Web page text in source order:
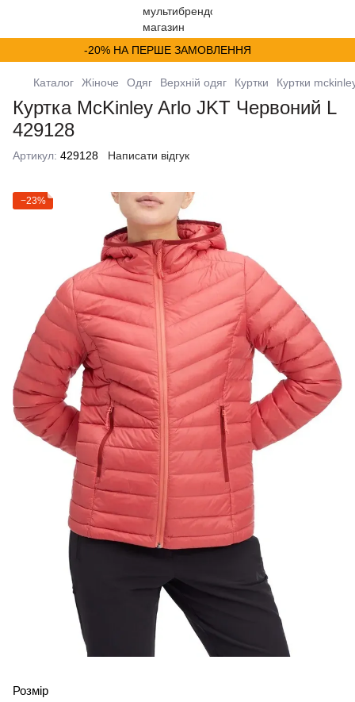
-20% НА ПЕРШЕ ЗАМОВЛЕННЯ
Каталог Жіноче Одяг Верхній одяг Куртки Куртки
Куртка McKinley Arlo JKT Червоний L
429128
Артикул: 429128 Написати відгук
−23%
Розмір